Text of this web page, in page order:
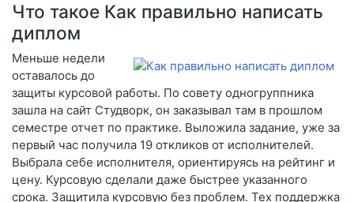
Что такое Как правильно написать
диплом
Меньше недели
оставалось до
защиты курсовой работы. По совету одногруппника
зашла на сайт Студворк, он заказывал там в прошлом
семестре отчет по практике. Выложила задание, уже за
первый час получила 19 откликов от исполнителей.
Выбрала себе исполнителя, ориентируясь на рейтинг и
цену. Курсовую сделали даже быстрее указанного
срока. Защитила курсовую без проблем. Тех поддержка